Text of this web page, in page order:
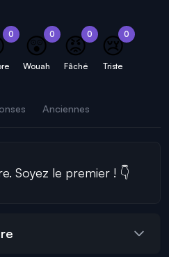
0 0
😲
Wouah
0
😡
Fâché
0
😢
Triste
Anciennes
Soyez le premier ! 👇